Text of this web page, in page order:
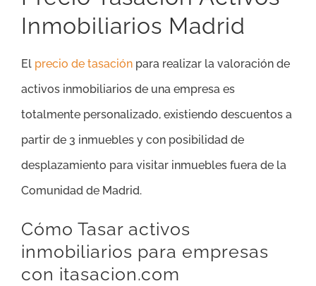
Inmobiliarios Madrid
El precio de tasación para realizar la valoración de
activos inmobiliarios de una empresa es
totalmente personalizado, existiendo descuentos a
partir de 3 inmuebles y con posibilidad de
desplazamiento para visitar inmuebles fuera de la
Comunidad de Madrid.
Cómo Tasar activos
inmobiliarios para empresas
con itasacion.com